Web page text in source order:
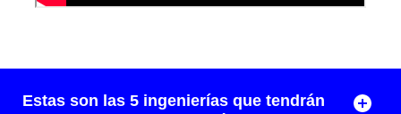
Estas son las 5 ingenierías que tendrán